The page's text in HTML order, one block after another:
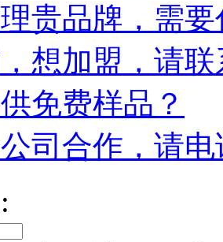
贵品牌，需
想加盟，请
免费样品？
司合作，请